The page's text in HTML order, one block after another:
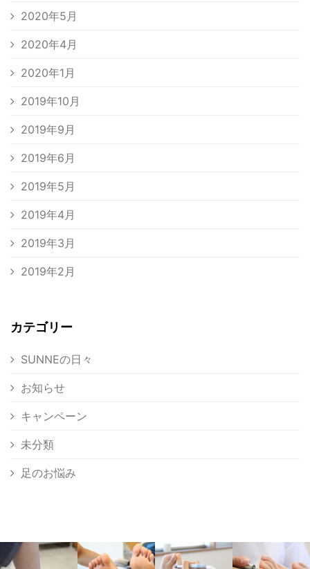
2020年5月
2020年4月
2020年1月
2019年10月
2019年9月
2019年6月
2019年5月
2019年4月
2019年3月
2019年2月
カテゴリー
SUNNEの日々
お知らせ
キャンペーン
未分類
足のお悩み